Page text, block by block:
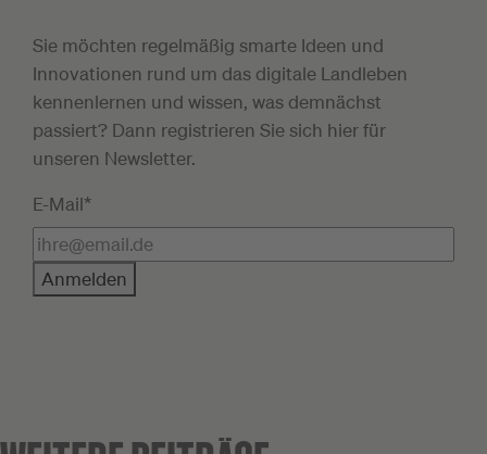
Sie möchten regelmäßig smarte Ideen und
Innovationen rund um das digitale Landleben
kennenlernen und wissen, was demnächst
passiert? Dann registrieren Sie sich hier für
unseren Newsletter.
E-Mail*
Anmelden